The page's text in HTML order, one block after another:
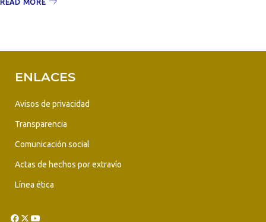
READ MORE
ENLACES
Avisos de privacidad
Transparencia
Comunicación social
Actas de hechos por extravío
Línea ética